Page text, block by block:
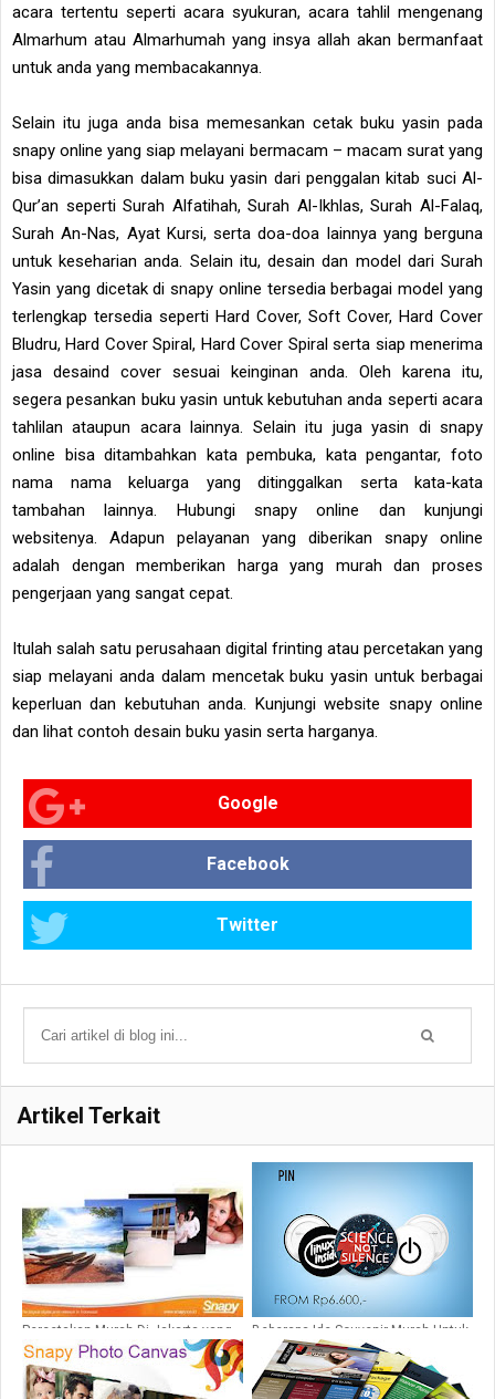
acara tertentu seperti acara syukuran, acara tahlil mengenang
Almarhum atau Almarhumah yang insya allah akan bermanfaat
untuk anda yang membacakannya.
Selain itu juga anda bisa memesankan cetak buku yasin pada
snapy online yang siap melayani bermacam – macam surat yang
bisa dimasukkan dalam buku yasin dari penggalan kitab suci Al-
Qur’an seperti Surah Alfatihah, Surah Al-Ikhlas, Surah Al-Falaq,
Surah An-Nas, Ayat Kursi, serta doa-doa lainnya yang berguna
untuk keseharian anda. Selain itu, desain dan model dari Surah
Yasin yang dicetak di snapy online tersedia berbagai model yang
terlengkap tersedia seperti Hard Cover, Soft Cover, Hard Cover
Bludru, Hard Cover Spiral, Hard Cover Spiral serta siap menerima
jasa desaind cover sesuai keinginan anda. Oleh karena itu,
segera pesankan buku yasin untuk kebutuhan anda seperti acara
tahlilan ataupun acara lainnya. Selain itu juga yasin di snapy
online bisa ditambahkan kata pembuka, kata pengantar, foto
nama nama keluarga yang ditinggalkan serta kata-kata
tambahan lainnya. Hubungi snapy online dan kunjungi
websitenya. Adapun pelayanan yang diberikan snapy online
adalah dengan memberikan harga yang murah dan proses
pengerjaan yang sangat cepat.
Itulah salah satu perusahaan digital frinting atau percetakan yang
siap melayani anda dalam mencetak buku yasin untuk berbagai
keperluan dan kebutuhan anda. Kunjungi website snapy online
dan lihat contoh desain buku yasin serta harganya.
Google
Facebook
Twitter
Artikel Terkait
Percetakan Murah Di Jakarta yang
Tampil Trendy
Beberapa Ide Souvenir Murah Untuk
Pernikahan